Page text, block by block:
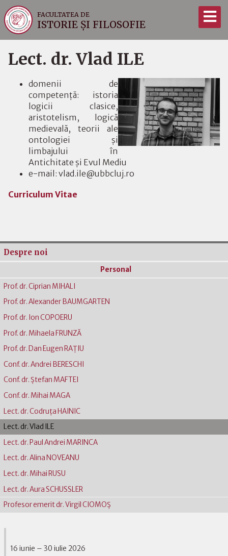
FACULTATEA DE
ISTORIE ȘI FILOSOFIE
Lect. dr. Vlad ILE
domenii de
competenţă: istoria
logicii clasice,
aristotelism, logică
medievală, teorii ale
ontologiei și
limbajului în
Antichitate și Evul Mediu
e-mail: vlad.ile@ubbcluj.ro
Curriculum Vitae
Despre noi
Personal
Prof. dr. Ciprian MIHALI
Prof. dr. Alexander BAUMGARTEN
Prof. dr. Ion COPOERU
Prof. dr. Mihaela FRUNZĂ
Prof. dr. Dan Eugen RAŢIU
Conf. dr. Andrei BERESCHI
Conf. dr. Ştefan MAFTEI
Conf. dr. Mihai MAGA
Lect. dr. Codruţa HAINIC
Lect. dr. Vlad ILE
Lect. dr. Paul Andrei MARINCA
Lect. dr. Alina NOVEANU
Lect. dr. Mihai RUSU
Lect. dr. Aura SCHUSSLER
Profesor emerit dr. Virgil CIOMOŞ
16 iunie – 30 iulie 2026